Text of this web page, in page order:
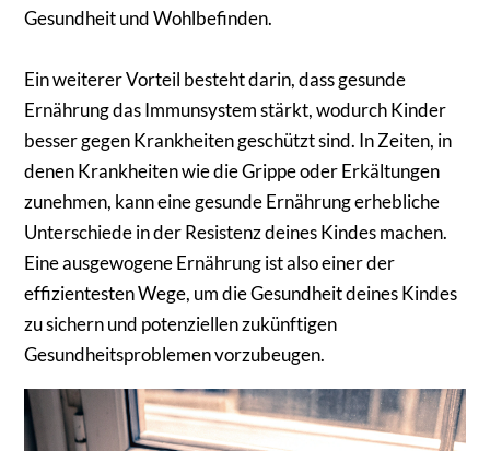
Gesundheit und Wohlbefinden.
Ein weiterer Vorteil besteht darin, dass gesunde
Ernährung das Immunsystem stärkt, wodurch Kinder
besser gegen Krankheiten geschützt sind. In Zeiten, in
denen Krankheiten wie die Grippe oder Erkältungen
zunehmen, kann eine gesunde Ernährung erhebliche
Unterschiede in der Resistenz deines Kindes machen.
Eine ausgewogene Ernährung ist also einer der
effizientesten Wege, um die Gesundheit deines Kindes
zu sichern und potenziellen zukünftigen
Gesundheitsproblemen vorzubeugen.